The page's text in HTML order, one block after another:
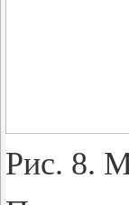
Рис. 8.